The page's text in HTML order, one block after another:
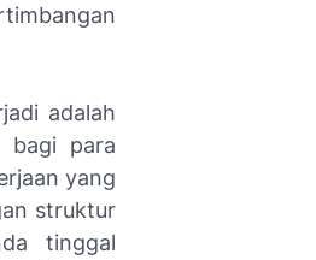
adalah
bagi para
yang
struktur
tinggal